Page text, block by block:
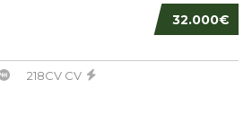
32.000€
218CV CV